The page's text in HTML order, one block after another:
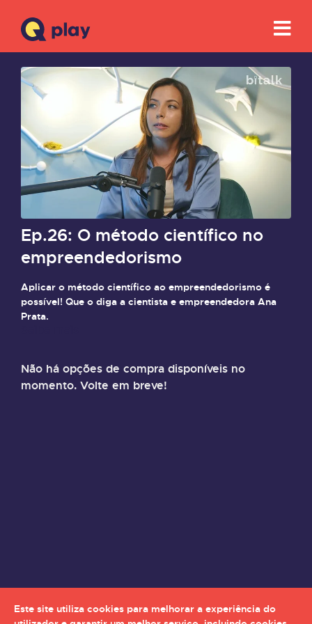
Ep.26: O método científico no
empreendedorismo
Aplicar o método científico ao empreendedorismo é
possível! Que o diga a cientista e empreendedora Ana
Prata.
Não há opções de compra disponíveis no
momento. Volte em breve!
Este site utiliza cookies para melhorar a experiência do